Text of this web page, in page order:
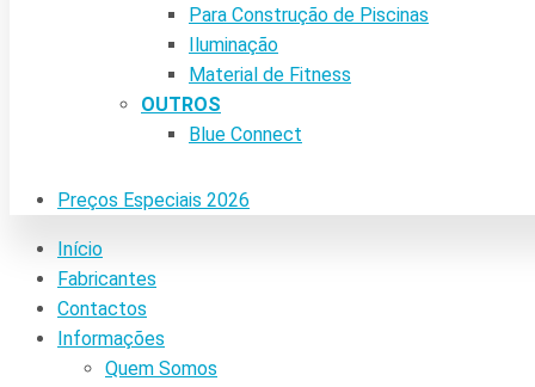
Para Construção de Piscinas
Iluminação
Material de Fitness
OUTROS
Blue Connect
Preços Especiais 2026
Início
Fabricantes
Contactos
Informações
Quem Somos